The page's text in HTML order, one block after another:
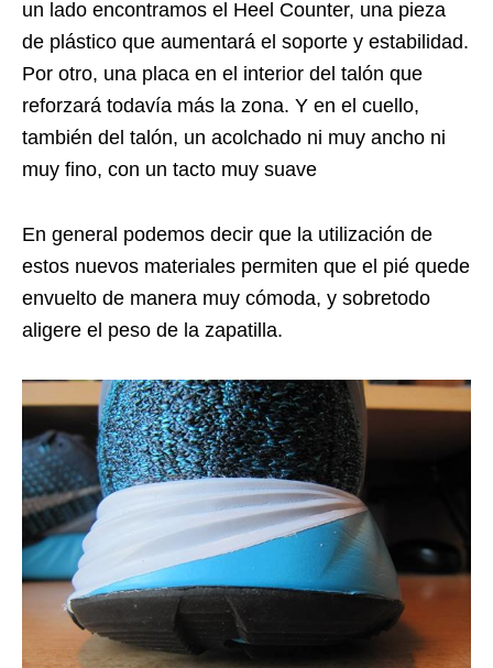
un lado encontramos el Heel Counter, una pieza
de plástico que aumentará el soporte y estabilidad.
Por otro, una placa en el interior del talón que
reforzará todavía más la zona. Y en el cuello,
también del talón, un acolchado ni muy ancho ni
muy fino, con un tacto muy suave
En general podemos decir que la utilización de
estos nuevos materiales permiten que el pié quede
envuelto de manera muy cómoda, y sobretodo
aligere el peso de la zapatilla.